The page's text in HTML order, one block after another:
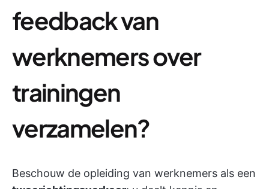
feedback van
werknemers over
trainingen
verzamelen?
Beschouw de opleiding van werknemers als een